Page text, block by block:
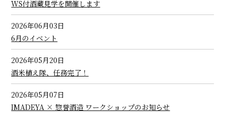
WS付酒蔵見学を開催します
2026年06月03日
6月のイベント
2026年05月20日
酒米植え隊、任務完了！
2026年05月07日
IMADEYA × 惣誉酒造 ワークショップのお知らせ